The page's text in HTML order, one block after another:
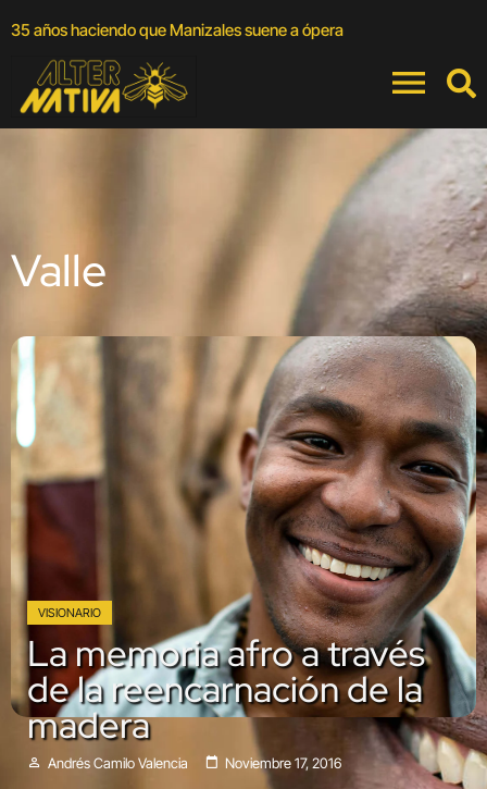
35 años haciendo que Manizales suene a ópera
Valle
VISIONARIO
La memoria afro a través
de la reencarnación de la
madera
Andrés Camilo Valencia Noviembre 17, 2016